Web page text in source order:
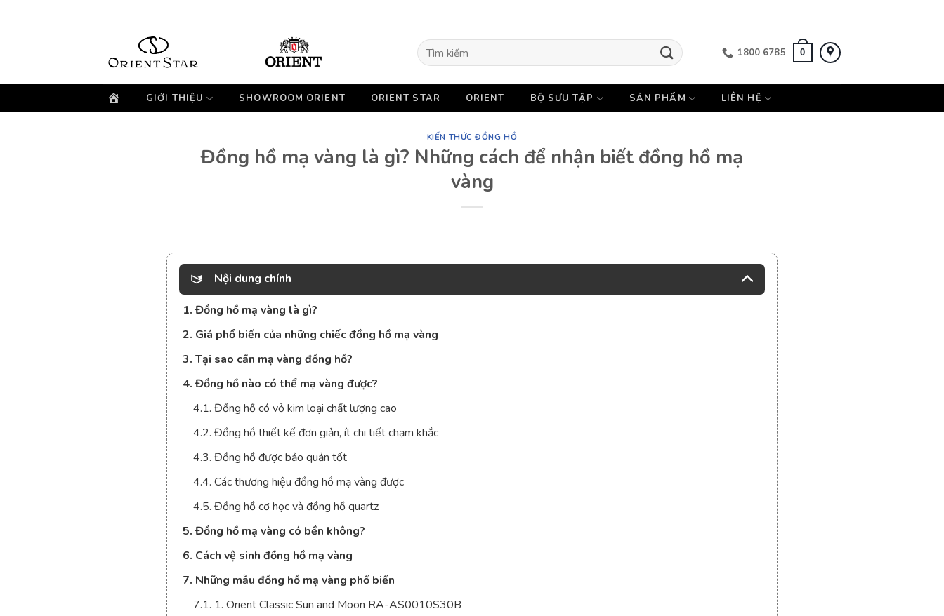
Tìm
kiếm:
1800 6785 0
GIỚI THIỆU SHOWROOM ORIENT ORIENT STAR ORIENT BỘ SƯU TẬP SẢN PHẨM LIÊN HỆ
KIẾN THỨC ĐỒNG HỒ
Đồng hồ mạ vàng là gì? Những cách để nhận biết đồng hồ mạ
vàng
Nội dung chính
1. Đồng hồ mạ vàng là gì?
2. Giá phổ biến của những chiếc đồng hồ mạ vàng
3. Tại sao cần mạ vàng đồng hồ?
4. Đồng hồ nào có thể mạ vàng được?
4.1. Đồng hồ có vỏ kim loại chất lượng cao
4.2. Đồng hồ thiết kế đơn giản, ít chi tiết chạm khắc
4.3. Đồng hồ được bảo quản tốt
4.4. Các thương hiệu đồng hồ mạ vàng được
4.5. Đồng hồ cơ học và đồng hồ quartz
5. Đồng hồ mạ vàng có bền không?
6. Cách vệ sinh đồng hồ mạ vàng
7. Những mẫu đồng hồ mạ vàng phổ biến
7.1. 1. Orient Classic Sun and Moon RA-AS0010S30B